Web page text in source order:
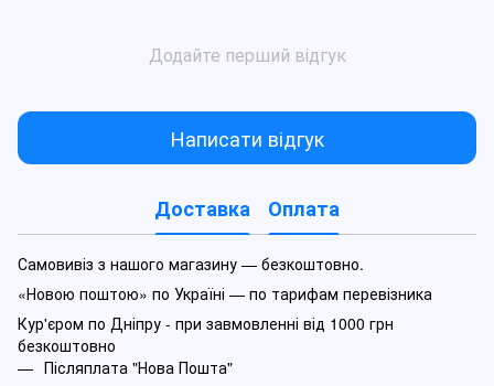
Додайте перший відгук
Написати відгук
Доставка Оплата
Самовивіз з нашого магазину — безкоштовно.
«Новою поштою» по Україні — по тарифам перевізника
Кур'єром по Дніпру - при завмовленні від 1000 грн
безкоштовно
Післяплата "Нова Пошта"